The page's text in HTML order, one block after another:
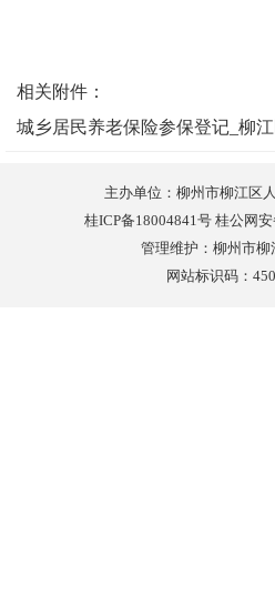
相关附件：
城乡居民养老保险参保登记_柳
主办单位：柳州市柳江区
桂ICP备18004841号 桂公网
管理维护：柳州市柳
网站标识码：